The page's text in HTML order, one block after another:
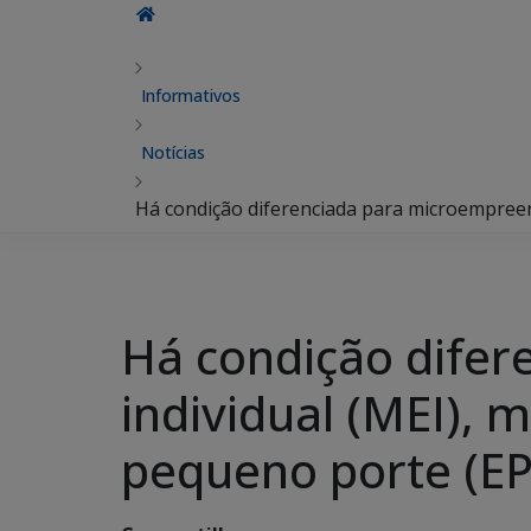
Informativos
Notícias
Há condição diferenciada para
Há condição
individual (MEI),
pequeno porte